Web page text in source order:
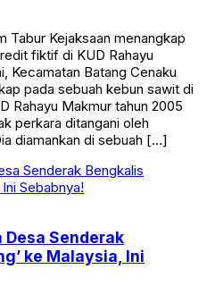
Tabur Kejaksaan menangkap
fiktif di KUD Rahayu
Kecamatan Batang Cenaku
pada sebuah kebun sawit di
Rahayu Makmur tahun 2005
perkara ditangani oleh
diamankan di sebuah […]
Desa Senderak
ke Malaysia, Ini